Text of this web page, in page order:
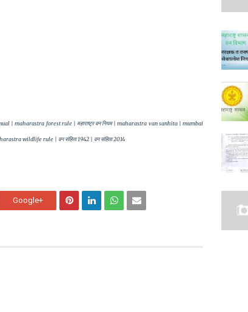
| maharastra forest rule | महाराष्ट्र वन नियम | maharastra van sanhita | mumbai
wildlife rule | वन संहिता 1942 | वन संहिता 2014
Google+